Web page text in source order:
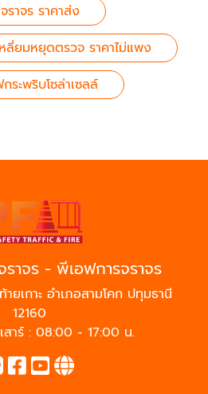
ราจร ราคาส่ง
ลี่ยมหยุดตรวจ ราคาไม่แพง
ระพริบโซล่าเซลล์
าจร - พีเอฟการจราจร
เกาะ อำเภอสามโคก ปทุมธานี
12160
สาร์ : 08:00 - 17:00 น.